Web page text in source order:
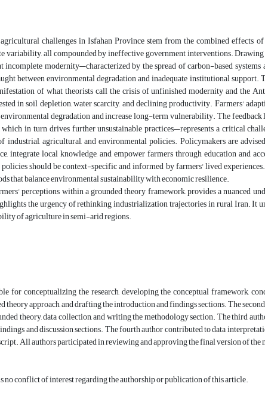
challenges in Isfahan Province stem from the combined effects
variability, all compounded by ineffective government interventions.
incomplete modernity—characterized by the spread of carbon-based
between environmental degradation and inadequate institutional
of what theorists call the crisis of unfinished modernity and the
in soil depletion, water scarcity, and declining productivity. Farmers'
environmental degradation and increase long-term vulnerability. The
in turn drives further unsustainable practices—represents a critical
industrial, agricultural, and environmental policies. Policymakers are
integrate local knowledge, and empower farmers through education and
should be context-specific and informed by farmers' lived
that balance environmental sustainability with economic resilience.
perceptions within a grounded theory framework, provides a nuanced
the urgency of rethinking industrialization trajectories in rural Iran. It
of agriculture in semi-arid regions.
for conceptualizing the research, developing the conceptual framework,
theory approach, and drafting the introduction and findings sections. The
theory, data collection, and writing the methodology section. The third
and discussion sections. The fourth author contributed to data
All authors participated in reviewing and approving the final version of the
no conflict of interest regarding the authorship or publication of this article.